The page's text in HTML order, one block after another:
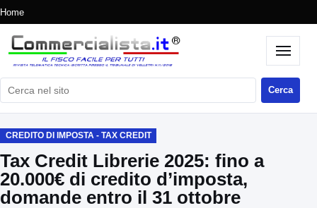
Home
Cerca nel sito Cerca
CREDITO DI IMPOSTA - TAX CREDIT
Tax Credit Librerie 2025: fino a
20.000€ di credito d’imposta,
domande entro il 31 ottobre